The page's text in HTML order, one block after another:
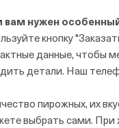
вам нужен
кнопку
данные, чтобы
детали. Наш
пирожных, их
выбрать сами. При